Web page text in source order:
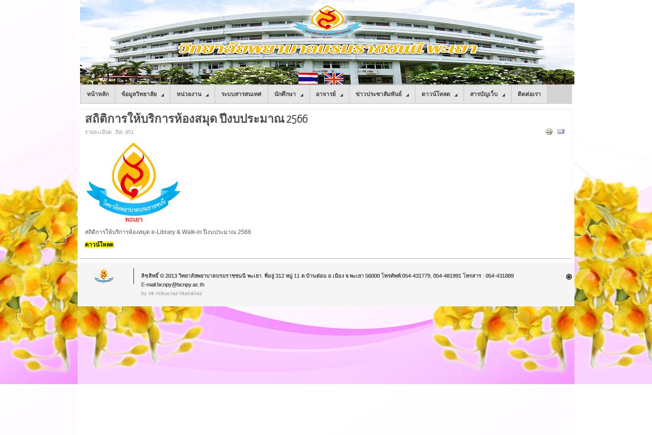
หน้าหลัก ข้อมูลวิทยาลัย หน่วยงาน ระบบสารสนเทศ นักศึกษา อาจารย์ ข่าวประชาสัมพันธ์ ดาวน์โหลด สารบัญเว็บ ติดต่อเรา
สถิติการให้บริการห้องสมุด ปีงบประมาณ 2566
รายละเอียด ฮิต: 951
สถิติการให้บริการห้องสมุด e-Library & Walk-in ปีงบประมาณ 2566
ดาวน์โหลด
ลิขสิทธิ์ © 2013 วิทยาลัยพยาบาลบรมราชชนนี พะเยา. ที่อยู่ 312 หมู่ 11 ต.บ้านต๋อม อ.เมือง จ.พะเยา 56000 โทรศัพท์:054-431779, 054-481991 โทรสาร : 054-431889
E-mail:bcnpy@bcnpy.ac.th
by Mr.Aekachai Muenkhat